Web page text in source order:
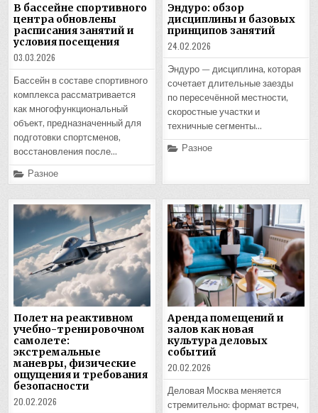
В бассейне спортивного
центра обновлены
расписания занятий и
условия посещения
03.03.2026
Бассейн в составе спортивного
комплекса рассматривается
как многофункциональный
объект, предназначенный для
подготовки спортсменов,
восстановления после…
Posted
in
Разное
Эндуро: обзор
дисциплины и базовых
принципов занятий
24.02.2026
Эндуро — дисциплина, которая
сочетает длительные заезды
по пересечённой местности,
скоростные участки и
техничные сегменты…
Posted
Разное
Полет на реактивном
учебно-тренировочном
самолете:
экстремальные
маневры, физические
ощущения и требования
безопасности
20.02.2026
Аренда помещений и
залов как новая
культура деловых
событий
20.02.2026
Деловая Москва меняется
стремительно: формат встреч,